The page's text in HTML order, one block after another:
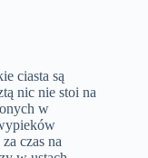
ciasta są
nic nie stoi na
w
czas na